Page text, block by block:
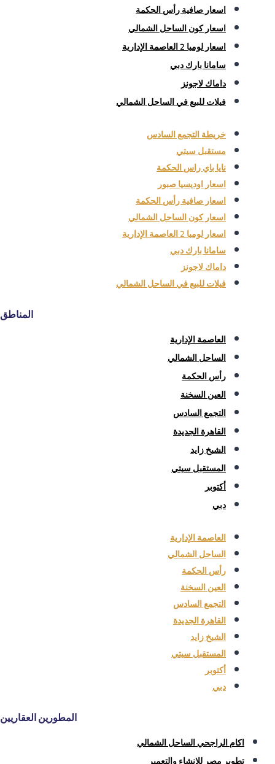
اسعار صافية رأس الحكمة
اسعار كون الساحل الشمالي
اسعار لوميا 2 العاصمة الإدارية
سامانا بارك دبي
داماك لاجونز
فيلات للبيع في الساحل الشمالي
خريطة التجمع السادس
مستقبل سيتي
نايا باي راس الحكمة
اسعار اوديسيا صبور
اسعار صافية رأس الحكمة
اسعار كون الساحل الشمالي
اسعار لوميا 2 العاصمة الإدارية
سامانا بارك دبي
داماك لاجونز
فيلات للبيع في الساحل الشمالي
المناطق
العاصمة الإدارية
الساحل الشمالي
رأس الحكمة
العين السخنة
التجمع السادس
القاهرة الجديدة
الشيخ زايد
المستقبل سيتي
أكتوبر
دبي
العاصمة الإدارية
الساحل الشمالي
رأس الحكمة
العين السخنة
التجمع السادس
القاهرة الجديدة
الشيخ زايد
المستقبل سيتي
أكتوبر
دبي
المطورين العقاريين
اكام الراجحي الساحل الشمالي